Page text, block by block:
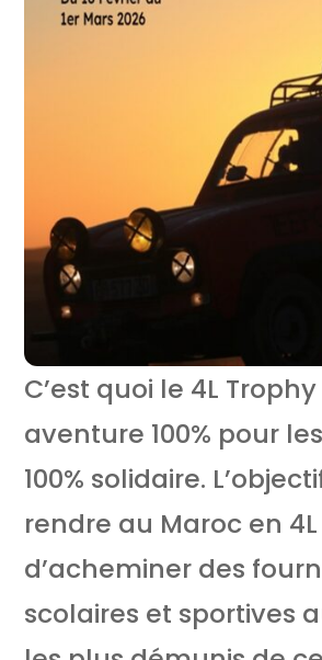
C’est quoi le 4L
aventure 100% pour
100% solidaire.
rendre au Maroc en
d’acheminer des
scolaires et sportives